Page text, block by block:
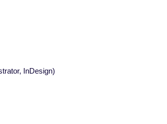
InDesign)